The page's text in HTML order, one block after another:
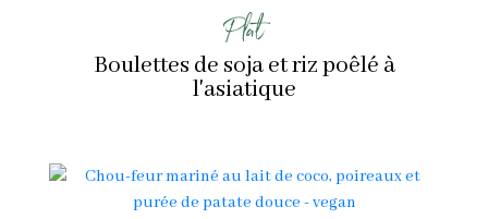
Plat
Boulettes de soja et riz poêlé à
l'asiatique